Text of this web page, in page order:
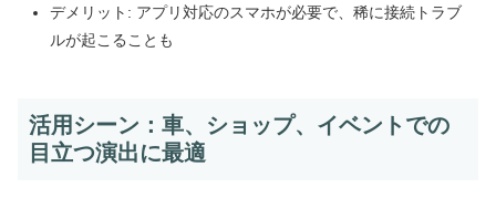
デメリット: アプリ対応のスマホが必要で、稀に接続トラブ
ルが起こることも
活用シーン：車、ショップ、イベントでの
目立つ演出に最適